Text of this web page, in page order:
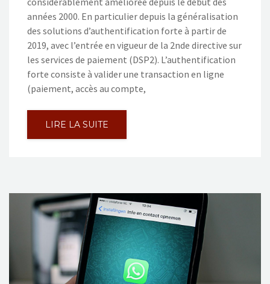
années 2000. En particulier depuis la généralisation
des solutions d’authentification forte à partir de
2019, avec l’entrée en vigueur de la 2nde directive sur
les services de paiement (DSP2). L’authentification
forte consiste à valider une transaction en ligne
(paiement, accès au compte,
LIRE LA SUITE